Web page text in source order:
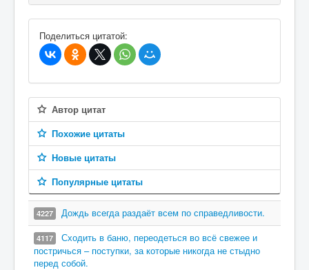
В избранное
Поделиться цитатой:
Автор цитат
Похожие цитаты
Новые цитаты
Популярные цитаты
4227 Дождь всегда раздаёт всем по справедливости.
4117
Сходить в баню, переодеться во всё свежее и
постричься – поступки, за которые никогда не стыдно
перед собой.